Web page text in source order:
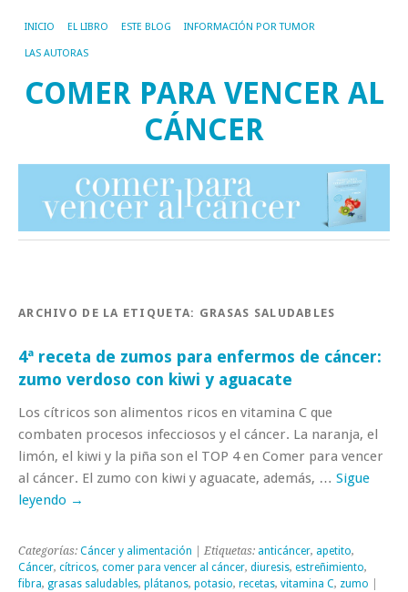
INICIO EL LIBRO ESTE BLOG INFORMACIÓN POR TUMOR
LAS AUTORAS
COMER PARA VENCER AL
CÁNCER
ARCHIVO DE LA ETIQUETA: GRASAS SALUDABLES
4ª receta de zumos para enfermos de cáncer:
zumo verdoso con kiwi y aguacate
Los cítricos son alimentos ricos en vitamina C que
combaten procesos infecciosos y el cáncer. La naranja, el
limón, el kiwi y la piña son el TOP 4 en Comer para vencer
al cáncer. El zumo con kiwi y aguacate, además, … Sigue
leyendo →
Categorías: Cáncer y alimentación | Etiquetas: anticáncer, apetito,
Cáncer, cítricos, comer para vencer al cáncer, diuresis, estreñimiento,
fibra, grasas saludables, plátanos, potasio, recetas, vitamina C, zumo